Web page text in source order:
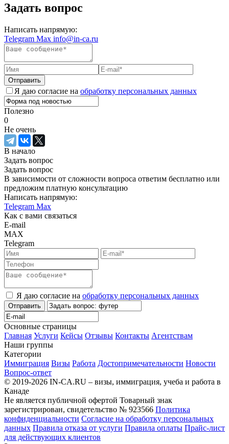
Задать вопрос
Написать напрямую:
Telegram Max info@in-ca.ru
Отправить
Я даю согласие на обработку персональных данных
Полезно
0
Не очень
В начало
Задать вопрос
Задать вопрос
В зависимости от сложности вопроса ответим бесплатно или
предложим платную консультацию
Написать напрямую:
Telegram Max
Как с вами связаться
E-mail
MAX
Telegram
Я даю согласие на обработку персональных данных
Отправить
Основные страницы
Главная Услуги Кейсы Отзывы Контакты Агентствам
Наши группы
Категории
Иммиграция Визы Работа Достопримечательности Новости
Вопрос-ответ
© 2019-2026 IN-CA.RU – визы, иммиграция, учеба и работа в
Канаде
Не является публичной офертой Товарный знак
зарегистрирован, свидетельство № 923566 Политика
конфиденциальности Согласие на обработку персональных
данных Правила отказа от услуги Правила оплаты Прайс-лист
для действующих клиентов